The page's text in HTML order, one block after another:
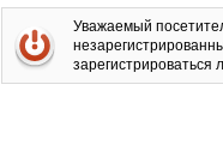
Уважаемый
зарегистрироваться